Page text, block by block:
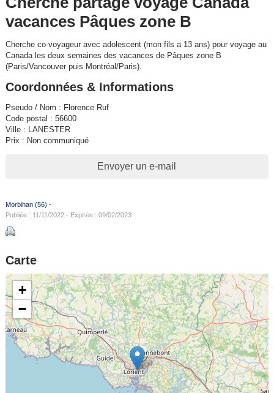
vacances Pâques zone B
Cherche co-voyageur avec adolescent (mon fils a 13 ans) pour voyage au
Canada les deux semaines des vacances de Pâques zone B
(Paris/Vancouver puis Montréal/Paris).
Coordonnées & Informations
Pseudo / Nom : Florence Ruf
Code postal : 56600
Ville : LANESTER
Prix : Non communiqué
Envoyer un e-mail
Morbihan (56) -
Publiée : 11/11/2022 - Expirée : 09/02/2023
Carte
+
−